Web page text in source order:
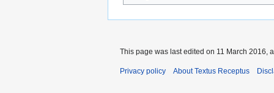
This page was last edited on 11 March 2016,
Privacy policy About Textus Receptus